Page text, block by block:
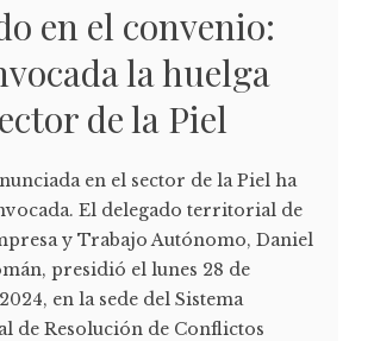
en el convenio:
la huelga
de la Piel
en el sector de la Piel ha
El delegado territorial de
y Trabajo Autónomo, Daniel
presidió el lunes 28 de
en la sede del Sistema
de Resolución de Conflictos